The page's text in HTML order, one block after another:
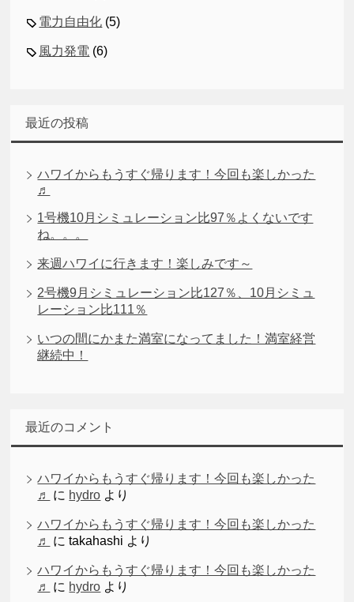
電力自由化 (5)
風力発電 (6)
最近の投稿
ハワイからもうすぐ帰ります！今回も楽しかった
♬
1号機10月シミュレーション比97％よくないです
ね。。。
来週ハワイに行きます！楽しみです～
2号機9月シミュレーション比127％、10月シミュ
レーション比111％
いつの間にかまた満室になってました！満室経営
継続中！
最近のコメント
ハワイからもうすぐ帰ります！今回も楽しかった
♬
に hydro より
ハワイからもうすぐ帰ります！今回も楽しかった
♬
にtakahashi より
ハワイからもうすぐ帰ります！今回も楽しかった
♬
に hydro より